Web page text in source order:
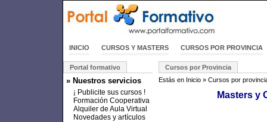
INICIO CURSOS Y MASTERS CURSOS POR PROVINCIA
Portal formativo
» Nuestros servicios
¡ Publicite sus cursos !
Formación Cooperativa
Alquiler de Aula Virtual
Novedades y artículos
Cursos por Provincia
Estás en Inicio » Cursos por
Masters y